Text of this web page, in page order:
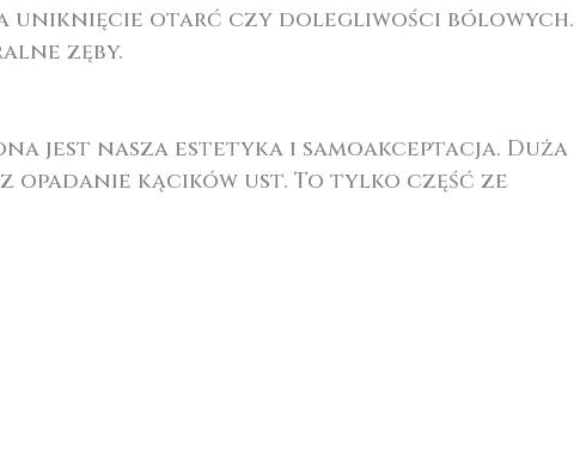
uniknięcie otarć czy dolegliwości bólowych.
zęby.
jest nasza estetyka i samoakceptacja. Duża
opadanie kącików ust. To tylko część ze